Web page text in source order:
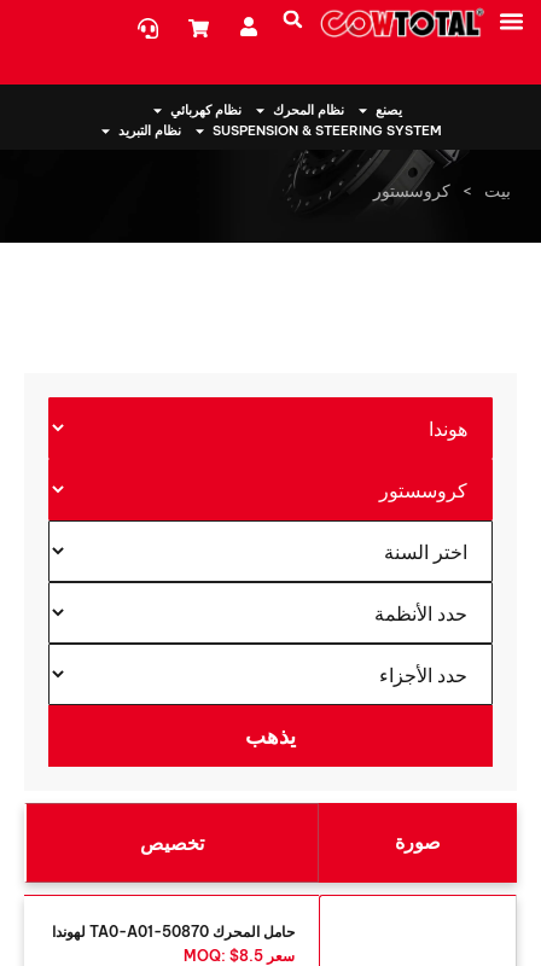
يصنع نظام المحرك
نظام كهربائي
SUSPENSION & STEERING SYSTEM
نظام التبريد
بيت > كروسستور
صورة تخصيص
حامل المحرك 50870-TA0-A01 لهوندا
سعر MOQ: $8.5